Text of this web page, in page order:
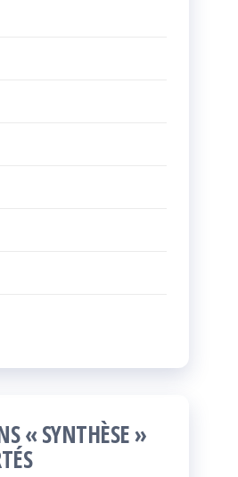
« SYNTHÈSE »